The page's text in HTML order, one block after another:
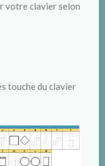
votre clavier selon
touche du clavier